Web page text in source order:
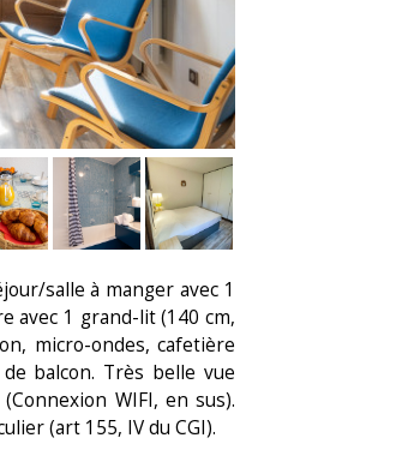
salle à manger avec 1
avec 1 grand-lit (140 cm,
micro-ondes, cafetière
balcon. Très belle vue
WIFI, en sus).
(art 155, IV du CGI).